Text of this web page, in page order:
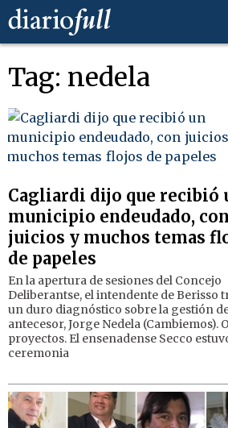
Tag: nedela
Cagliardi dijo que recibió
municipio endeudado, con
juicios y muchos temas
de papeles
En la apertura de sesiones del Concejo
Deliberantse, el intendente de Berisso
un duro diagnóstico sobre la gestión
antecesor, Jorge Nedela (Cambiemos).
proyectos. El ensenadense Secco
ceremonia